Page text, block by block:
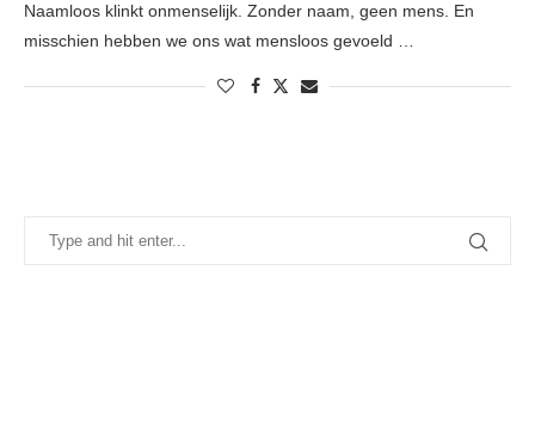
Naamloos klinkt onmenselijk. Zonder naam, geen mens. En
misschien hebben we ons wat mensloos gevoeld …